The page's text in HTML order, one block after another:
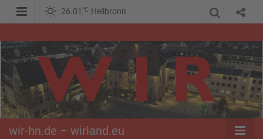
26.01 ℃ Heilbronn
wir-hn.de –
wirland.eu
wir-hn.de – wirland.eu